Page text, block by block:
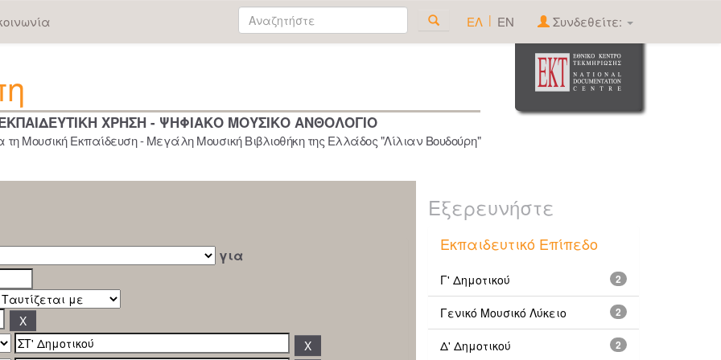
ΕΛ | EN Συνδεθείτε:
ΧΡΗΣΗ - ΨΗΦΙΑΚΟ ΜΟΥΣΙΚΟ ΑΝΘΟΛΟΓΙΟ
Μουσική Εκπαίδευση - Μεγάλη Μουσική Βιβλιοθήκη της Ελλάδος "Λίλιαν Βουδούρη"
για
Εξερευνήστε
Εκπαιδευτικό Επίπεδο
2
Γ' Δημοτικού
2
Γενικό Μουσικό Λύκειο
2
Δ' Δημοτικού